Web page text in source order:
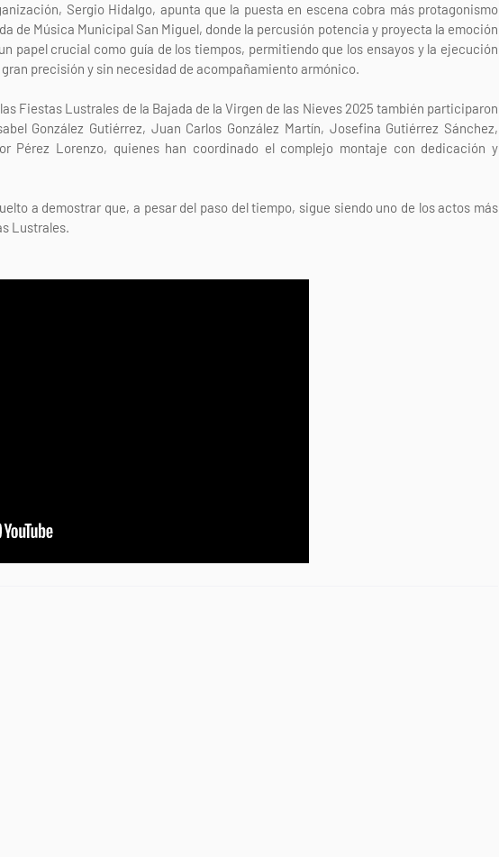
Sergio Hidalgo, apunta que la puesta en escena cobra más protagonismo
de Música Municipal San Miguel, donde la percusión potencia y proyecta la emoción
papel crucial como guía de los tiempos, permitiendo que los ensayos y la ejecución
precisión y sin necesidad de acompañamiento armónico.
Fiestas Lustrales de la Bajada de la Virgen de las Nieves 2025 también participaron
González Gutiérrez, Juan Carlos González Martín, Josefina Gutiérrez Sánchez,
Pérez Lorenzo, quienes han coordinado el complejo montaje con dedicación y
a demostrar que, a pesar del paso del tiempo, sigue siendo uno de los actos más
Lustrales.